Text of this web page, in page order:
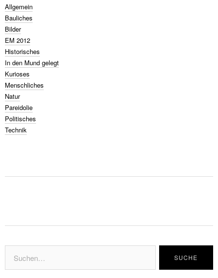
Allgemein
Bauliches
Bilder
EM 2012
Historisches
In den Mund gelegt
Kurioses
Menschliches
Natur
Pareidolie
Politisches
Technik